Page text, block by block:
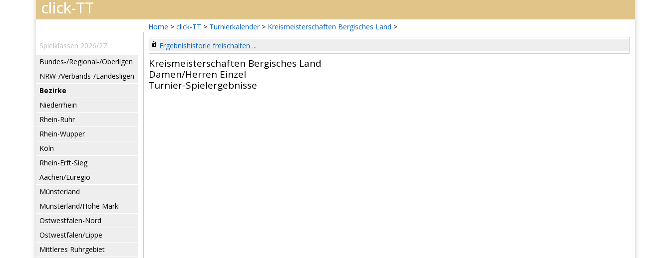
Home > click-TT > Turnierkalender > Kreismeisterschaften Bergisches Land >
Spielklassen 2026/27
Bundes-/Regional-/Oberligen
NRW-/Verbands-/Landesligen
Bezirke
Niederrhein
Rhein-Ruhr
Rhein-Wupper
Köln
Rhein-Erft-Sieg
Aachen/Euregio
Münsterland
Münsterland/Hohe Mark
Ostwestfalen-Nord
Ostwestfalen/Lippe
Mittleres Ruhrgebiet
Ergebnishistorie freischalten ...
Kreismeisterschaften Bergisches Land
Damen/Herren Einzel
Turnier-Spielergebnisse